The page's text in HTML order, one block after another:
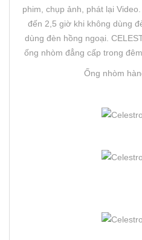
phim, chụp ảnh, phát lại
đến 2,5 giờ khi không dùng
dùng đèn hồng ngoại.
ống nhòm đẳng cấp trong
Ống nhòm